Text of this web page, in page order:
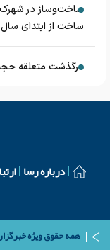
ساخت‌وساز در شهرک
ساخت از ابتدای سال
درگذشت متعلقه
درباره رسا
همه حقوق ویژه